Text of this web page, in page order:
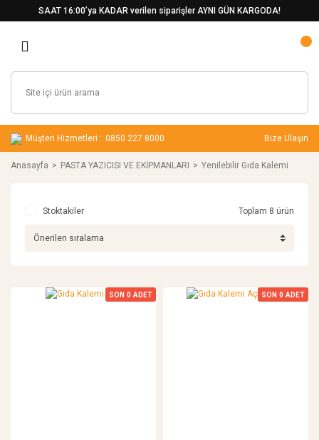
SAAT 16:00’ya KADAR verilen siparişler AYNI GÜN KARGODA!
Müşteri Hizmetleri : 0850 227 8000 Bize Ulaşın
Anasayfa PASTA YAZICISI VE EKİPMANLARI Yenilebilir Gıda Kalemi
Stoktakiler Toplam 8 ürün
SON 0 ADET SON 0 ADET